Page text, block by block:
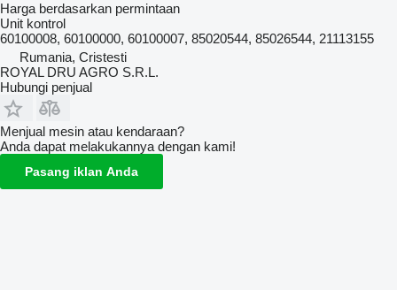
Harga berdasarkan permintaan
Unit kontrol
60100008, 60100000, 60100007, 85020544, 85026544, 21113155
Rumania, Cristesti
ROYAL DRU AGRO S.R.L.
Hubungi penjual
Menjual mesin atau kendaraan?
Anda dapat melakukannya dengan kami!
Pasang iklan Anda